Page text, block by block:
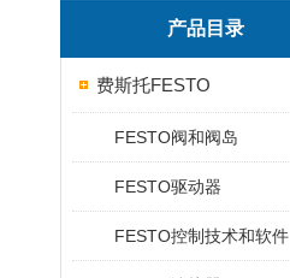
产品目录
费斯托FESTO
FESTO阀和阀岛
FESTO驱动器
FESTO控制技术和软件